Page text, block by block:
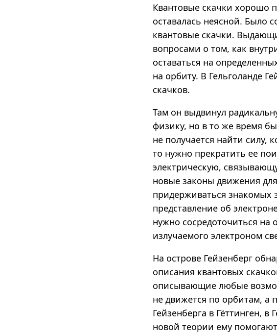
Квантовые скачки хорошо
оставалась неясной. Было
квантовые скачки.
вопросами о том, как
оставаться на
на орбиту. В Гельголанде
скачков.
Там он выдвинул
физику, но в то же время
не получается найти силу,
то нужно прекратить ее
электрическую,
новые законы движения
придерживаться
представление об
нужно сосредоточиться
излучаемого электроном
На острове Гейзенберг
описания квантовых
описывающие любые
не движется по орбитам, а
Гейзенберга в Гёттинген,
новой теории ему